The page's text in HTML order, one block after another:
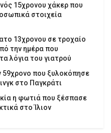
15χρονου χάκερ που
στοιχεία
13χρονου σε τροχαίο
την ημέρα που
λόγια του γιατρού
59χρονο που ξυλοκόπησε
στο Παγκράτι
η φωτιά που ξέσπασε
στο Ίλιον